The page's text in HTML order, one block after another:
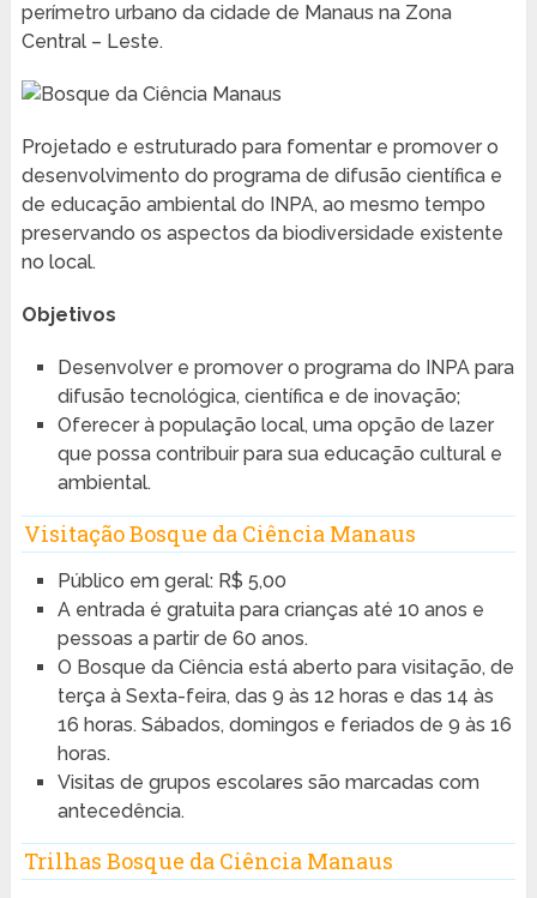
perímetro urbano da cidade de Manaus na Zona
Central – Leste.
Projetado e estruturado para fomentar e promover o
desenvolvimento do programa de difusão científica e
de educação ambiental do INPA, ao mesmo tempo
preservando os aspectos da biodiversidade existente
no local.
Objetivos
Desenvolver e promover o programa do INPA para
difusão tecnológica, científica e de inovação;
Oferecer à população local, uma opção de lazer
que possa contribuir para sua educação cultural e
ambiental.
Visitação Bosque da Ciência Manaus
Público em geral: R$ 5,00
A entrada é gratuita para crianças até 10 anos e
pessoas a partir de 60 anos.
O Bosque da Ciência está aberto para visitação, de
terça à Sexta-feira, das 9 às 12 horas e das 14 às
16 horas. Sábados, domingos e feriados de 9 às 16
horas.
Visitas de grupos escolares são marcadas com
antecedência.
Trilhas Bosque da Ciência Manaus